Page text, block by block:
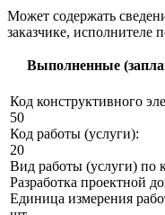
Может содержать
заказчике, исполнителе
Выполненные
Код конструктивного
50
Код работы (услуги):
20
Вид работы (услуги) по
Разработка проектной
Единица измерения